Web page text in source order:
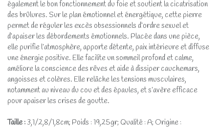
également le bon fonctionnement du foie et soutient la cicatrisation
des brûlures. Sur le plan émotionnel et énergétique, cette pierre
permet de réguler les excès obsessionnels d’ordre sexuel et
d’apaiser les débordements émotionnels. Placée dans une pièce,
elle purifie l’atmosphère, apporte détente, paix intérieure et diffuse
une énergie positive. Elle facilite un sommeil profond et calme,
améliore la conscience des rêves et aide à dissiper cauchemars,
angoisses et colères. Elle relâche les tensions musculaires,
notamment au niveau du cou et des épaules, et s’avère efficace
pour apaiser les crises de goutte.
Taille : 3,1/2,8/1,8cm; Poids : 19,25gr; Qualité : A; Origine :